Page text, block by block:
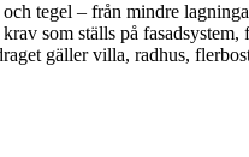
tegel – från mindre
som ställs på
gäller villa, radhus,